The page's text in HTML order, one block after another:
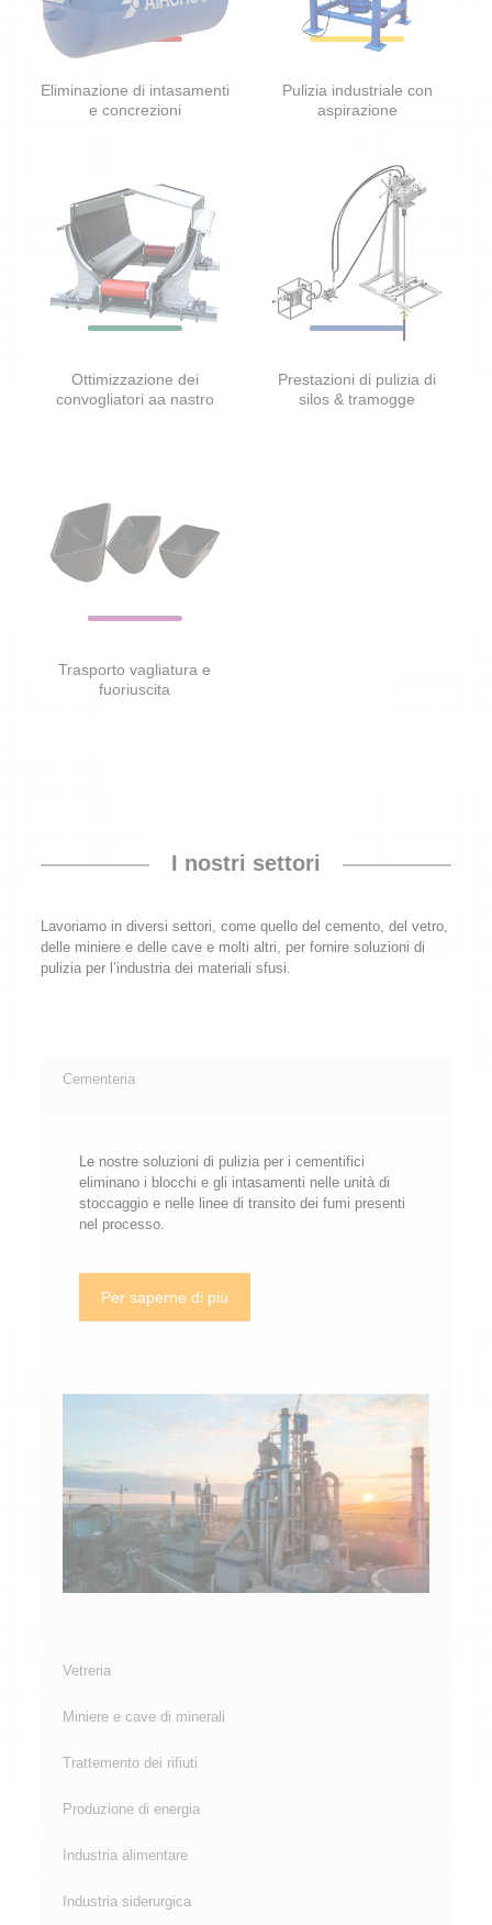
Eliminazione di intasamenti
e concrezioni
Pulizia industriale con
aspirazione
Ottimizzazione dei
convogliatori aa nastro
Prestazioni di pulizia di
silos & tramogge
Trasporto vagliatura e
fuoriuscita
I nostri settori
Lavoriamo in diversi settori, come quello del cemento, del vetro,
delle miniere e delle cave e molti altri, per fornire soluzioni di
pulizia per l’industria dei materiali sfusi.
Cementeria
Le nostre soluzioni di pulizia per i cementifici
eliminano i blocchi e gli intasamenti nelle unità di
stoccaggio e nelle linee di transito dei fumi presenti
nel processo.
Per saperne di più
Vetreria
Miniere e cave di minerali
Trattemento dei rifiuti
Produzione di energia
Industria alimentare
Industria siderurgica